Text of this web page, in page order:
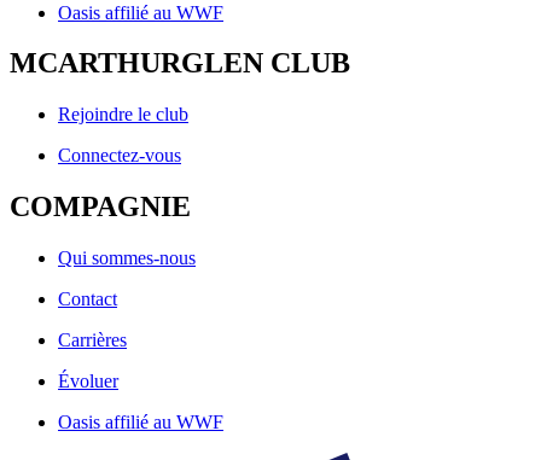
Oasis affilié au WWF
MCARTHURGLEN CLUB
Rejoindre le club
Connectez-vous
COMPAGNIE
Qui sommes-nous
Contact
Carrières
Évoluer
Oasis affilié au WWF